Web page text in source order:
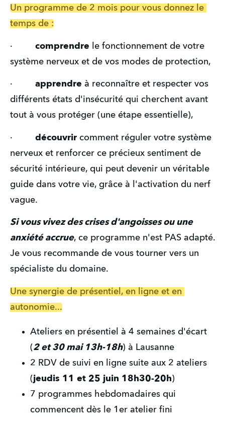
Un programme de 2 mois pour vous donnez le
temps de :
· comprendre le fonctionnement de votre
système nerveux et de vos modes de protection,
· apprendre à reconnaître et respecter vos
différents états d'insécurité qui cherchent avant
tout à vous protéger (une étape essentielle),
· découvrir comment réguler votre système
nerveux et renforcer ce précieux sentiment de
sécurité intérieure, qui peut devenir un véritable
guide dans votre vie, grâce à l'activation du nerf
vague.
Si vous vivez des crises d'angoisses ou une
anxiété accrue, ce programme n'est PAS adapté.
Je vous recommande de vous tourner vers un
spécialiste du domaine.
Une synergie de présentiel, en ligne et en
autonomie...
Ateliers en présentiel à 4 semaines d'écart
(2 et 30 mai 13h-18h) à Lausanne
2 RDV de suivi en ligne suite aux 2 ateliers
(jeudis 11 et 25 juin 18h30-20h)
7 programmes hebdomadaires qui
commencent dès le 1er atelier fini